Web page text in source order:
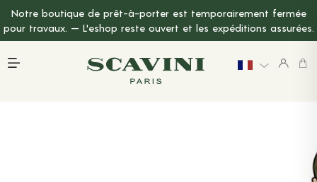
Notre boutique de prêt-à-porter est temporairement fermée
pour travaux. — L'eshop reste ouvert et les expéditions assurées.
Menu Principal